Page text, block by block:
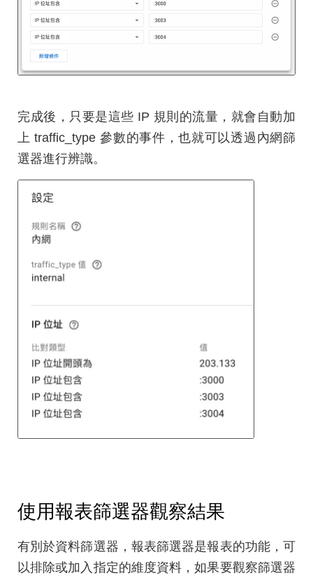
完成後，只要是這些 IP 規則的流量，就會自動加
上 traffic_type 參數的事件，也就可以透過內網篩
選器進行辨識。
使用報表篩選器觀察結果
有別於資料篩選器，報表篩選器是報表的功能，可
以排除或加入指定的維度資料，如果要觀察篩選器